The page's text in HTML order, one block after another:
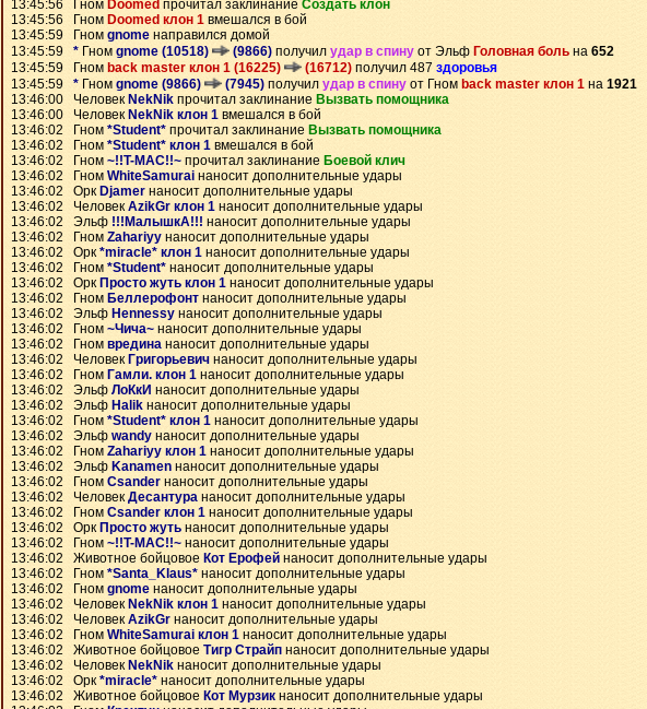
13:45:56 Гном Doomed прочитал заклинание Создать клон
13:45:56 Гном Doomed клон 1 вмешался в бой
13:45:59 Гном gnome направился домой
13:45:59 * Гном gnome (10518) (9866) получил удар в спину от Эльф Головная боль на 652
13:45:59 Гном back master клон 1 (16225) (16712) получил 487 здоровья
13:45:59 * Гном gnome (9866) (7945) получил удар в спину от Гном back master клон 1 на 1921
13:46:00 Человек NekNik прочитал заклинание Вызвать помощника
13:46:00 Человек NekNik клон 1 вмешался в бой
13:46:02 Гном *Student* прочитал заклинание Вызвать помощника
13:46:02 Гном *Student* клон 1 вмешался в бой
13:46:02 Гном ~!!T-MAC!!~ прочитал заклинание Боевой клич
13:46:02 Гном WhiteSamurai наносит дополнительные удары
13:46:02 Орк Djamer наносит дополнительные удары
13:46:02 Человек AzikGr клон 1 наносит дополнительные удары
13:46:02 Эльф !!!МалышкА!!! наносит дополнительные удары
13:46:02 Гном Zahariyy наносит дополнительные удары
13:46:02 Орк*miracle* клон 1 наносит дополнительные удары
13:46:02 Гном *Student* наносит дополнительные удары
13:46:02 Орк Просто жуть клон 1 наносит дополнительные удары
13:46:02 Гном Беллерофонт наносит дополнительные удары
13:46:02 Эльф Hennessy наносит дополнительные удары
13:46:02 Гном ~Чича~ наносит дополнительные удары
13:46:02 Гном вредина наносит дополнительные удары
13:46:02 Человек Григорьевич наносит дополнительные удары
13:46:02 Гном Гамли. клон 1 наносит дополнительные удары
13:46:02 Эльф ЛоКкИ наносит дополнительные удары
13:46:02 Эльф Halik наносит дополнительные удары
13:46:02 Гном *Student* клон 1 наносит дополнительные удары
13:46:02 Эльф wandy наносит дополнительные удары
13:46:02 Гном Zahariyy клон 1 наносит дополнительные удары
13:46:02 Эльф Kanamen наносит дополнительные удары
13:46:02 Гном Csander наносит дополнительные удары
13:46:02 ЧеловекДесантура наносит дополнительные удары
13:46:02 Гном Csander клон 1 наносит дополнительные удары
13:46:02 Орк Просто жуть наносит дополнительные удары
13:46:02 Гном ~!!T-MAC!!~ наносит дополнительные удары
13:46:02 Животное бойцовое Кот Ерофей наносит дополнительные удары
13:46:02 Гном *Santa_Klaus* наносит дополнительные удары
13:46:02 Гном gnome наносит дополнительные удары
13:46:02 Человек NekNik клон 1 наносит дополнительные удары
13:46:02 ЧеловекAzikGr наносит дополнительные удары
13:46:02 Гном WhiteSamurai клон 1 наносит дополнительные удары
13:46:02 Животное бойцовое Тигр Страйп наносит дополнительные удары
13:46:02 Человек NekNik наносит дополнительные удары
13:46:02 Орк*miracle* наносит дополнительные удары
13:46:02 Животное бойцовое Кот Мурзик наносит дополнительные удары